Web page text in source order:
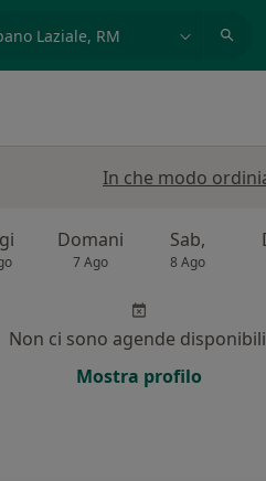
In che modo
Domani
7 Ago
Sab,
8 Ago
Non ci sono agende
Mostra profilo